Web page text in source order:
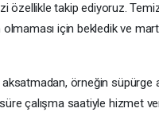
özellikle takip ediyoruz.
olmaması için bekledik ve
örneğin süpürge
çalışma saatiyle hizmet